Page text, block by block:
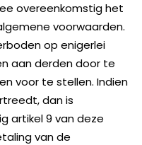
overeenkomstig het
voorwaarden.
op enigerlei
aan derden door te
voor te stellen. Indien
dan is
artikel 9 van deze
van de